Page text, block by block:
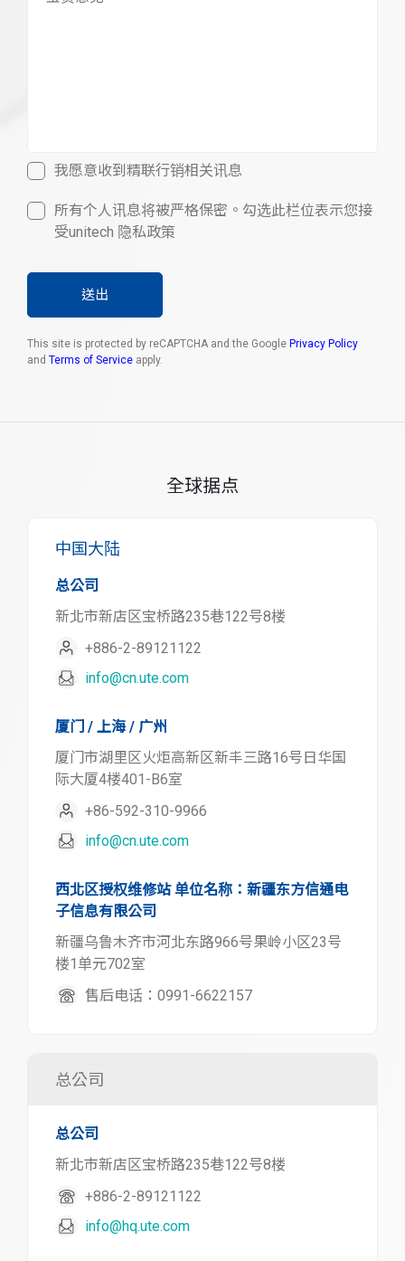
我愿意收到精联行销相关讯息
所有个人讯息将被严格保密。勾选此栏位表示您接
受unitech 隐私政策
送出
This site is protected by reCAPTCHA and the Google Privacy Policy
and Terms of Service apply.
全球据点
中国大陆
总公司
新北市新店区宝桥路235巷122号8楼
+886-2-89121122
info@cn.ute.com
厦门 / 上海 / 广州
厦门市湖里区火炬高新区新丰三路16号日华国
际大厦4楼401-B6室
+86-592-310-9966
info@cn.ute.com
西北区授权维修站 单位名称：新疆东方信通电
子信息有限公司
新疆乌鲁木齐市河北东路966号果岭小区23号
楼1单元702室
售后电话：0991-6622157
总公司
总公司
新北市新店区宝桥路235巷122号8楼
+886-2-89121122
info@hq.ute.com